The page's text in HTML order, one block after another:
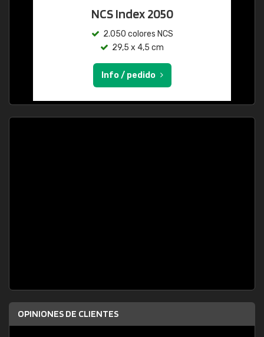
NCS Index 2050
2.050 colores NCS
29,5 x 4,5 cm
Info / pedido
OPINIONES DE CLIENTES